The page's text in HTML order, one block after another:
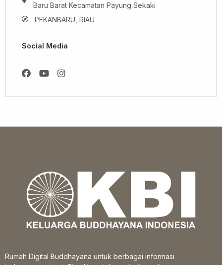
Baru Barat Kecamatan Payung Sekaki
PEKANBARU, RIAU
Social Media
Rumah Digital Buddhayana untuk berbagai informasi